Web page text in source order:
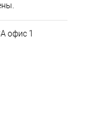
офис 1